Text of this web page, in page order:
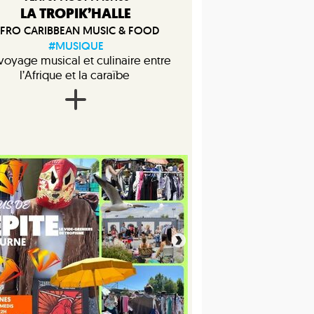
LA TROPIK’HALLE
CARIBBEAN MUSIC & FOOD
#MUSIQUE
musical et culinaire entre
l’Afrique et la caraïbe